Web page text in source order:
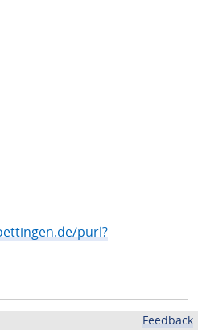
purl?
Feedback